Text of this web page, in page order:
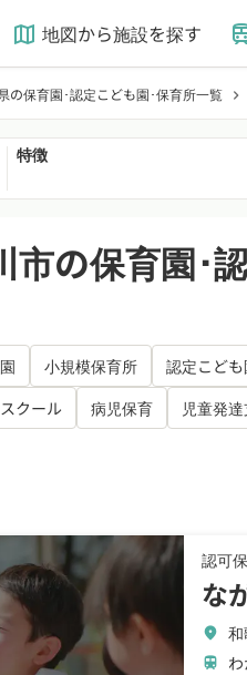
map 地図から施設を探す
の保育園･認定こども園･保育所一覧 chevron_right
特徴
市の保育園･
小規模保育所 認定こども
クール 病児保育 児童発
認可
な
location_on
train